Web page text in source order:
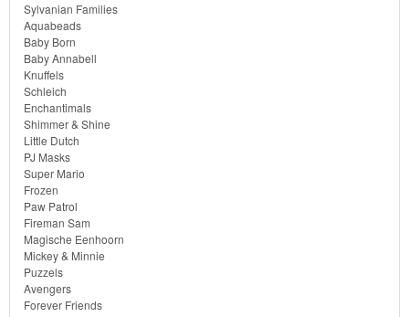
Sylvanian Families
Aquabeads
Baby Born
Baby Annabell
Knuffels
Schleich
Enchantimals
Shimmer & Shine
Little Dutch
PJ Masks
Super Mario
Frozen
Paw Patrol
Fireman Sam
Magische Eenhoorn
Mickey & Minnie
Puzzels
Avengers
Forever Friends